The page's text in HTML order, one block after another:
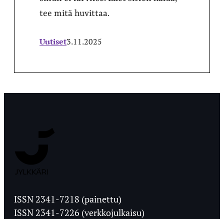
tee mitä huvittaa.
Uutiset3.11.2025
Ylioppilaslehti
ISSN 2341-7218 (painettu)
ISSN 2341-7226 (verkkojulkaisu)